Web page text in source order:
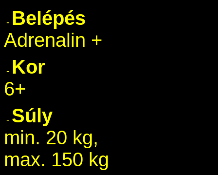
Belépés
Adrenalin +
Kor
6+
Súly
min. 20 kg,
max. 150 kg